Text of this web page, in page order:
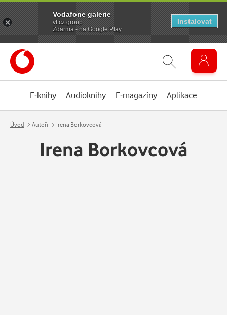
E-knihy Audioknihy E-magazíny Aplikace
Úvod Autoři Irena Borkovcová
Irena Borkovcová
Vodafone galerie
vf.cz.group
Zdarma - na Google Play
Instalovat